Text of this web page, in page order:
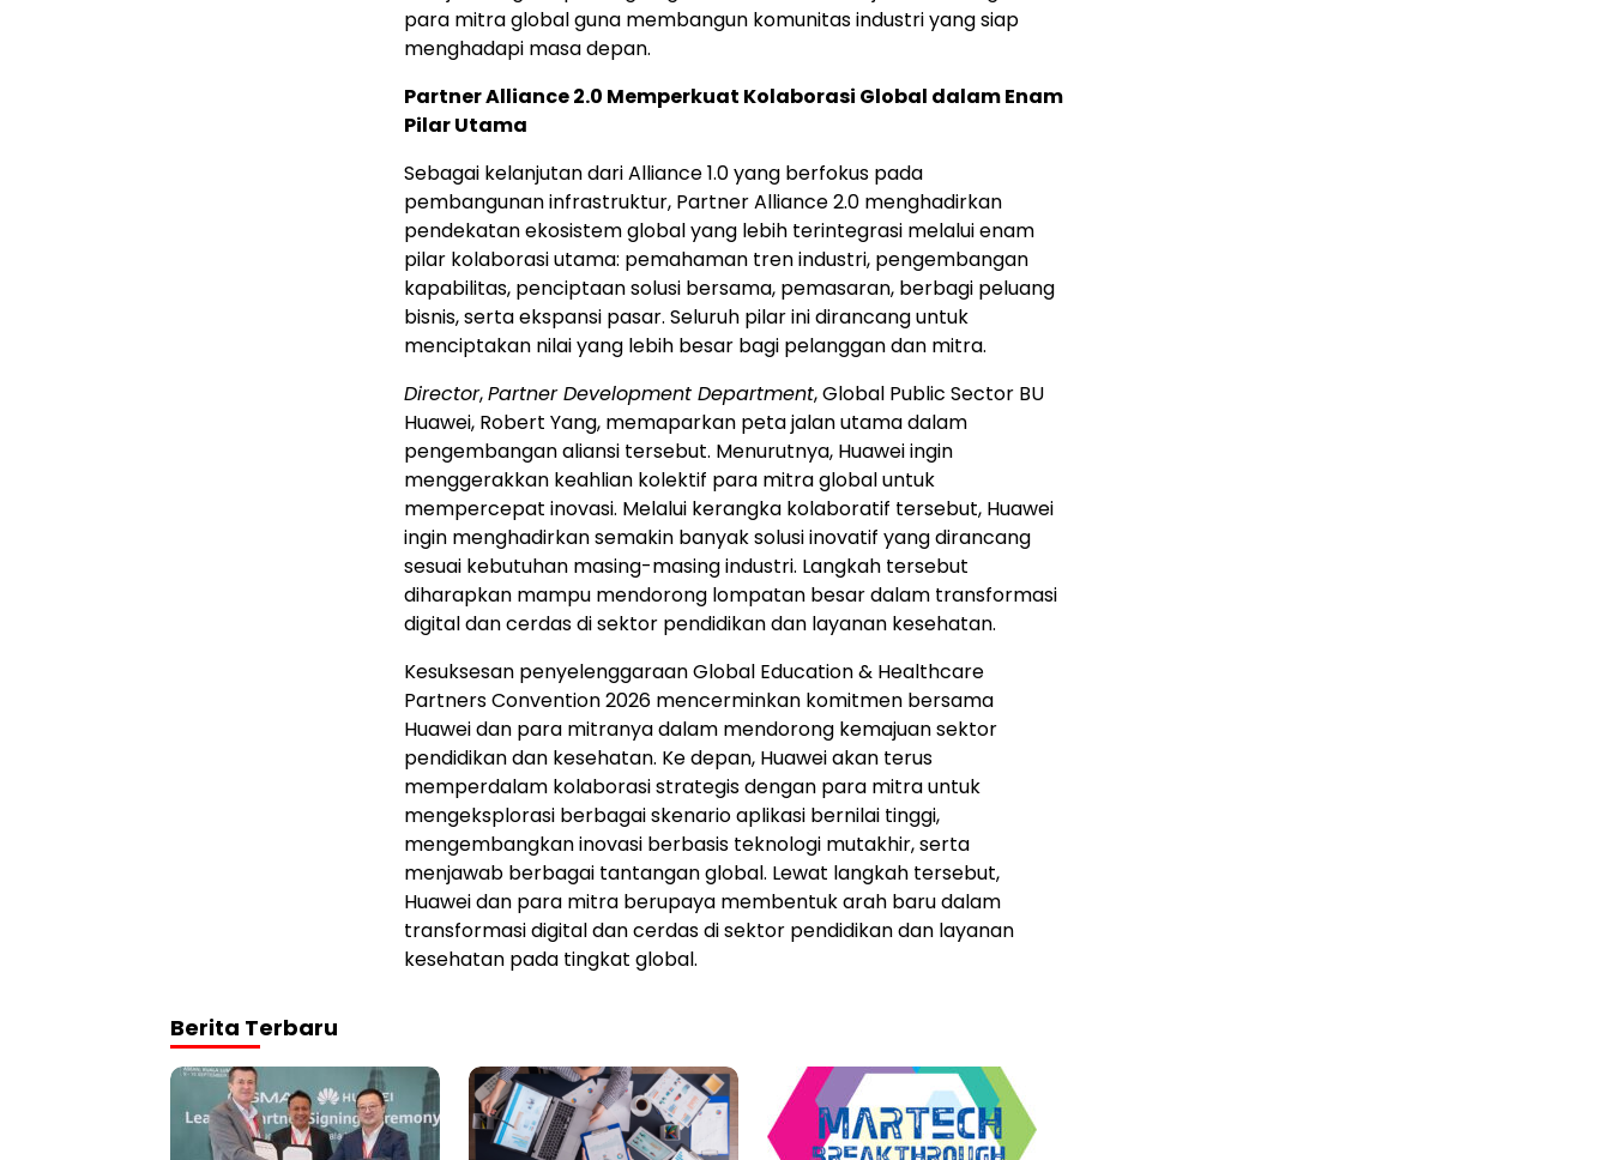
para mitra global guna membangun komunitas industri yang siap
menghadapi masa depan.
Partner Alliance 2.0 Memperkuat Kolaborasi Global dalam Enam
Pilar Utama
Sebagai kelanjutan dari Alliance 1.0 yang berfokus pada
pembangunan infrastruktur, Partner Alliance 2.0 menghadirkan
pendekatan ekosistem global yang lebih terintegrasi melalui enam
pilar kolaborasi utama: pemahaman tren industri, pengembangan
kapabilitas, penciptaan solusi bersama, pemasaran, berbagi peluang
bisnis, serta ekspansi pasar. Seluruh pilar ini dirancang untuk
menciptakan nilai yang lebih besar bagi pelanggan dan mitra.
Director,Partner Development Department, Global Public Sector BU
Huawei, Robert Yang, memaparkan peta jalan utama dalam
pengembangan aliansi tersebut. Menurutnya, Huawei ingin
menggerakkan keahlian kolektif para mitra global untuk
mempercepat inovasi. Melalui kerangka kolaboratif tersebut, Huawei
ingin menghadirkan semakin banyak solusi inovatif yang dirancang
sesuai kebutuhan masing-masing industri. Langkah tersebut
diharapkan mampu mendorong lompatan besar dalam transformasi
digital dan cerdas di sektor pendidikan dan layanan kesehatan.
Kesuksesan penyelenggaraan Global Education & Healthcare
Partners Convention 2026 mencerminkan komitmen bersama
Huawei dan para mitranya dalam mendorong kemajuan sektor
pendidikan dan kesehatan. Ke depan, Huawei akan terus
memperdalam kolaborasi strategis dengan para mitra untuk
mengeksplorasi berbagai skenario aplikasi bernilai tinggi,
mengembangkan inovasi berbasis teknologi mutakhir, serta
menjawab berbagai tantangan global. Lewat langkah tersebut,
Huawei dan para mitra berupaya membentuk arah baru dalam
transformasi digital dan cerdas di sektor pendidikan dan layanan
kesehatan pada tingkat global.
Berita Terbaru